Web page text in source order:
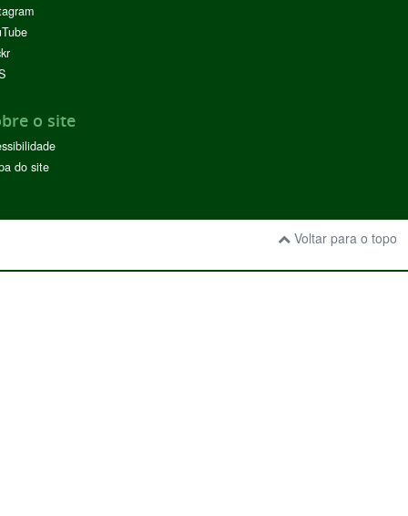
o site
do site
Voltar para o topo